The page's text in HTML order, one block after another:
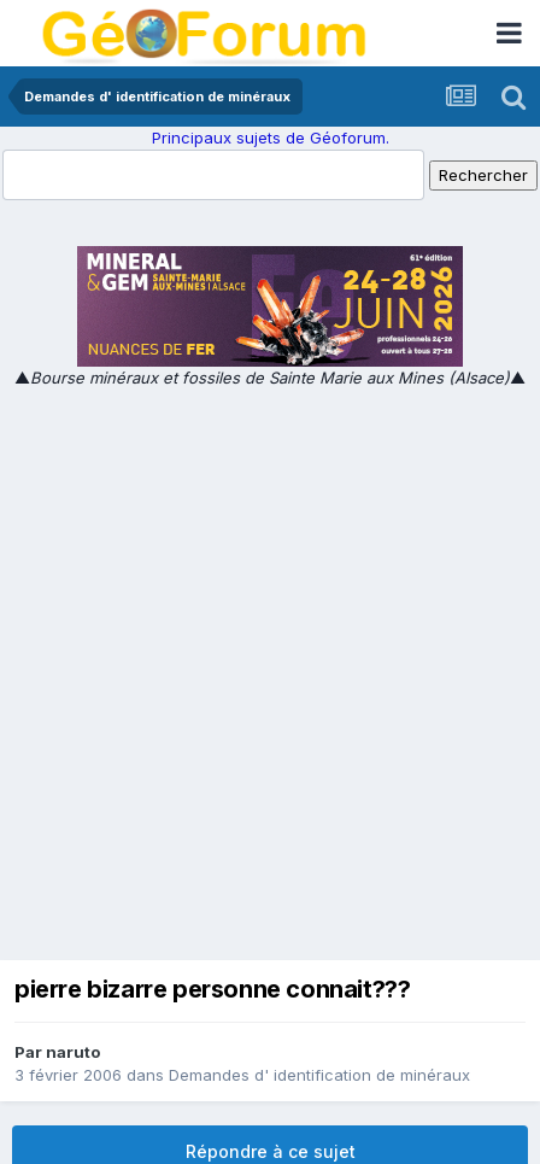
Demandes d' identification de minéraux
Principaux sujets de Géoforum.
▲Bourse minéraux et fossiles de Sainte Marie aux Mines (Alsace)▲
pierre bizarre personne connait???
Par naruto
3 février 2006 dans Demandes d' identification de minéraux
Répondre à ce sujet